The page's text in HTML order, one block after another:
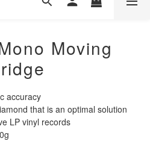
Moving
accuracy
that is an optimal solution
LP vinyl records